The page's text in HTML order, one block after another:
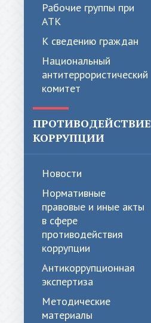
Рабочие группы при
АТК
К сведению граждан
Национальный
антитеррористический
комитет
ПРОТИВОДЕЙСТВИЕ
КОРРУПЦИИ
Новости
Нормативные
правовые и иные акты
в сфере
противодействия
коррупции
Антикоррупционная
экспертиза
Методические
материалы